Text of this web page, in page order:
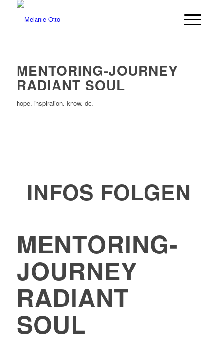
MENTORING-JOURNEY
RADIANT SOUL
hope. inspiration. know. do.
INFOS FOLGEN
MENTORING-
JOURNEY
RADIANT
SOUL